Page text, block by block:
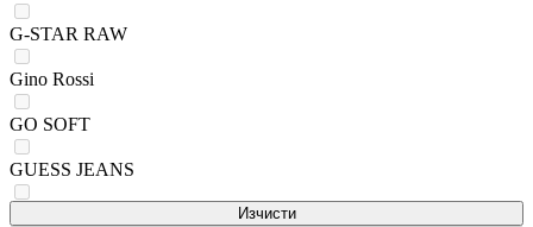
G-STAR RAW
Gino Rossi
GO SOFT
GUESS JEANS
Изчисти